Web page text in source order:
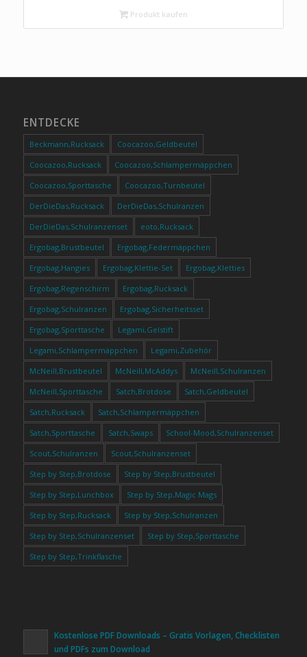
Produkt kaufen
ENTDECKE
Beckmann,Rucksack
Coocazoo,Geldbeutel
Coocazoo,Rucksack
Coocazoo,Schlampermäppchen
Coocazoo,Sporttasche
Coocazoo,Turnbeutel
DerDieDas,Rucksack
DerDieDas,Schulranzen
DerDieDas,Schulranzenset
eoto,Rucksack
Ergobag,Brustbeutel
Ergobag,Federmäppchen
Ergobag,Hangies
Ergobag,Klettie-Set
Ergobag,Kletties
Ergobag,Regenschirm
Ergobag,Rucksack
Ergobag,Schulranzen
Ergobag,Sicherheitsset
Ergobag,Sporttasche
Legami,Gelstift
Legami,Schlampermäppchen
Legami,Zubehör
McNeill,Brustbeutel
McNeill,McAddys
McNeill,Schulranzen
McNeill,Sporttasche
Satch,Brotdose
Satch,Geldbeutel
Satch,Rucksack
Satch,Schlampermäppchen
Satch,Sporttasche
Satch,Swaps
School-Mood,Schulranzenset
Scout,Schulranzen
Scout,Schulranzenset
Step by Step,Brotdose
Step by Step,Brustbeutel
Step by Step,Lunchbox
Step by Step,Magic Mags
Step by Step,Rucksack
Step by Step,Schulranzen
Step by Step,Schulranzenset
Step by Step,Sporttasche
Step by Step,Trinkflasche
Kostenlose PDF Downloads – Gratis Vorlagen, Checklisten
und PDFs zum Download